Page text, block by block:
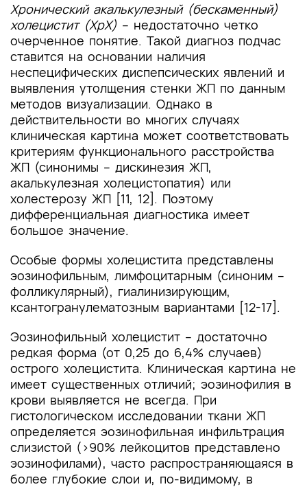
Хронический акалькулезный (бескаменный)
холецистит (ХрХ) – недостаточно четко
очерченное понятие. Такой диагноз подчас
ставится на основании наличия
неспецифических диспепсических явлений и
выявления утолщения стенки ЖП по данным
методов визуализации. Однако в
действительности во многих случаях
клиническая картина может соответствовать
критериям функционального расстройства
ЖП (синонимы – дискинезия ЖП,
акалькулезная холецистопатия) или
холестерозу ЖП [11, 12]. Поэтому
дифференциальная диагностика имеет
большое значение.
Особые формы холецистита представлены
эозинофильным, лимфоцитарным (синоним –
фолликулярный), гиалинизирующим,
ксантогранулематозным вариантами [12-17].
Эозинофильный холецистит – достаточно
редкая форма (от 0,25 до 6,4% случаев)
острого холецистита. Клиническая картина не
имеет существенных отличий; эозинофилия в
крови выявляется не всегда. При
гистологическом исследовании ткани ЖП
определяется эозинофильная инфильтрация
слизистой (>90% лейкоцитов представлено
эозинофилами), часто распространяющаяся в
более глубокие слои и, по-видимому, в